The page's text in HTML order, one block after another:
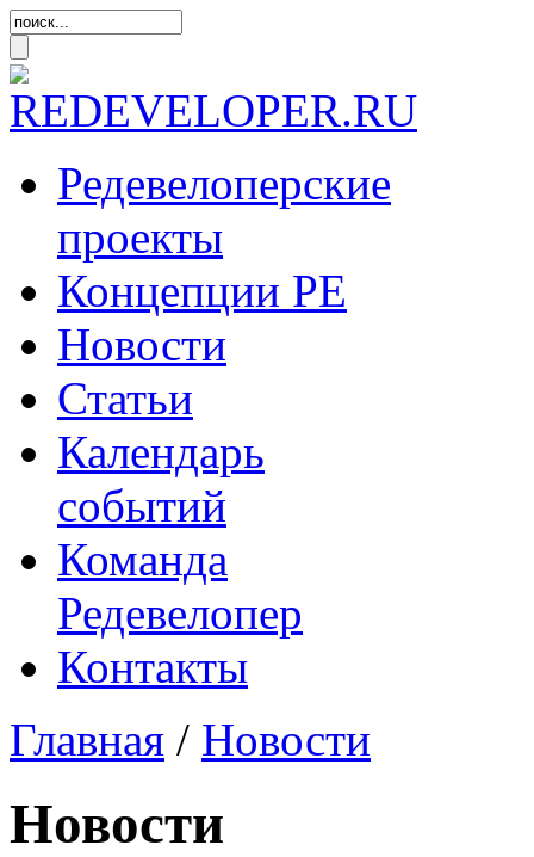
Редевелоперские
проекты
Концепции РЕ
Новости
Статьи
Календарь
событий
Команда
Редевелопер
Контакты
Главная / Новости
Новости